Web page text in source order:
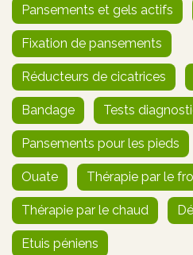
Pansements et gels actifs
Fixation de pansements
Réducteurs de cicatrices
Bandage Tests
Pansements pour les pieds
Ouate Thérapie par le
Thérapie par le chaud
Etuis péniens